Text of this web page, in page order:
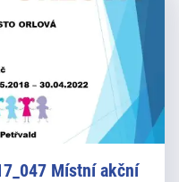
Místní akční